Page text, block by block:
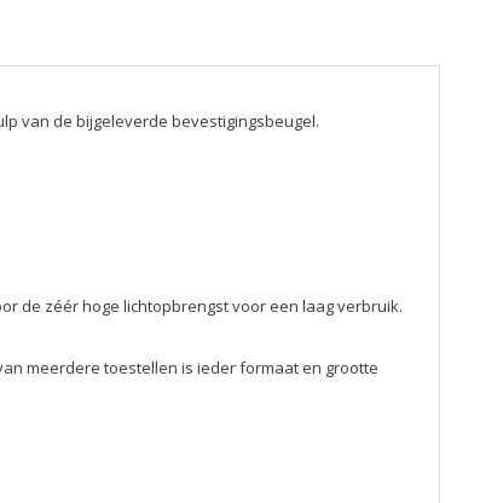
van de bijgeleverde bevestigingsbeugel.
de zéér hoge lichtopbrengst voor een laag verbruik.
meerdere toestellen is ieder formaat en grootte